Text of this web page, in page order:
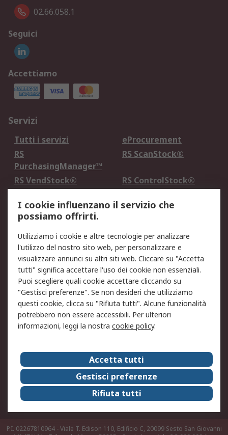
02.66.058.1
Seguici
Accettiamo
Servizi
Tutti i servizi
eProcurement
RS
PurchasingManager™
RS ScanStock®
RS VendStock®
RS ControlStock®
Legale
Informativa Cookie
Informativa Privacy -
Aggiornata
Email Security
Termini d'uso
Condizioni di vendita
Condizioni generali di
servizio
Etica e responsabilità
Chi Siamo
Chi Siamo
Contattaci
Supporto
ESG
Carriere
RS Group
Press Centre
Discovery: il Blog di RS
P.I. 02267810964 - Viale T. Edison 110, Edificio C, 20099 Sesto San Giovanni
I cookie influenzano il servizio che
possiamo offrirti.
Utilizziamo i cookie e altre tecnologie per analizzare
l'utilizzo del nostro sito web, per personalizzare e
visualizzare annunci su altri siti web. Cliccare su "Accetta
tutti" significa accettare l'uso dei cookie non essenziali.
Puoi scegliere quali cookie accettare cliccando su
"Gestisci preferenze". Se non desideri che utilizziamo
questi cookie, clicca su "Rifiuta tutti". Alcune funzionalità
potrebbero non essere accessibili. Per ulteriori
informazioni, leggi la nostra cookie policy.
Accetta tutti
Gestisci preferenze
Rifiuta tutti